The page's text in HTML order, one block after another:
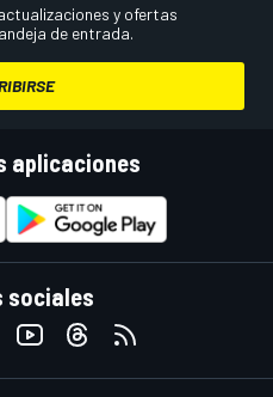
y ofertas
de entrada.
aplicaciones
sociales